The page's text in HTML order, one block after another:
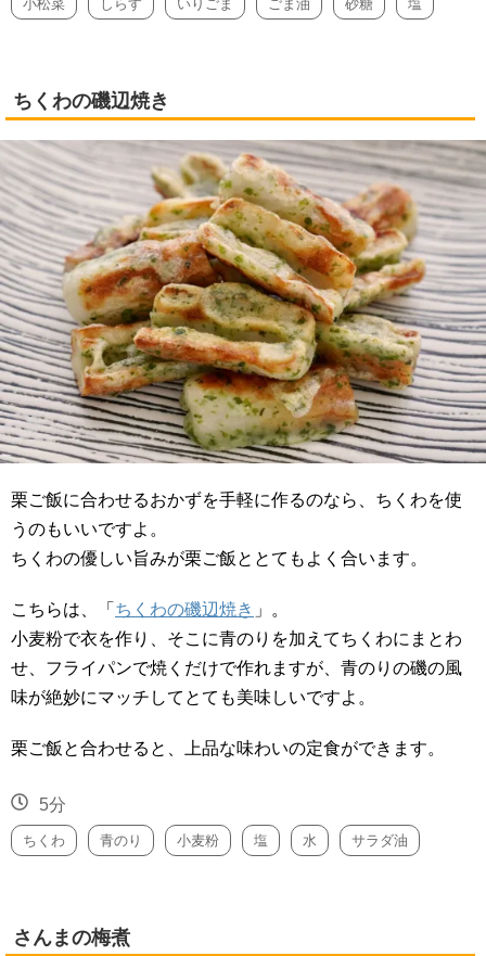
小松菜 しらす いりごま ごま油 砂糖 塩
ちくわの磯辺焼き
栗ご飯に合わせるおかずを手軽に作るのなら、ちくわを使
うのもいいですよ。
ちくわの優しい旨みが栗ご飯ととてもよく合います。
こちらは、「 ちくわの磯辺焼き 」。
小麦粉で衣を作り、そこに青のりを加えてちくわにまとわ
せ、フライパンで焼くだけで作れますが、青のりの磯の風
味が絶妙にマッチしてとても美味しいですよ。
栗ご飯と合わせると、上品な味わいの定食ができます。
5分
ちくわ 青のり 小麦粉 塩 水 サラダ油
さんまの梅煮